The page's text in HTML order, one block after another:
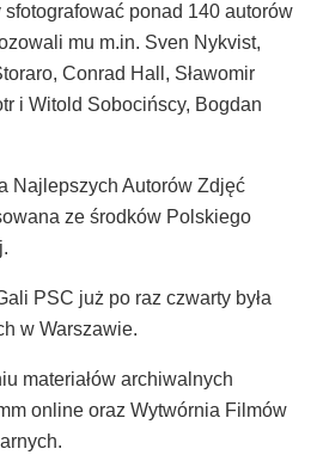
sfotografować ponad 140 autorów
mu m.in. Sven Nykvist,
Conrad Hall, Sławomir
i Witold Sobocińscy, Bogdan
Najlepszych Autorów Zdjęć
ze środków Polskiego
PSC już po raz czwarty była
w Warszawie.
materiałów archiwalnych
online oraz Wytwórnia Filmów